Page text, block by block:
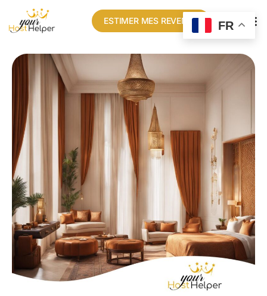
ESTIMER MES REVENUS FR